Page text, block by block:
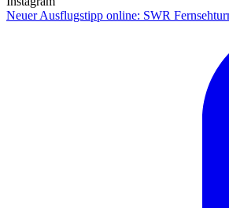
Neuer Ausflugstipp online: SWR